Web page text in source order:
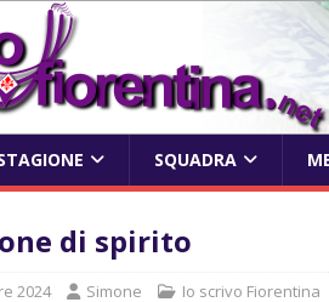
SQUADRA
di spirito
2024 Simone Io scrivo Fiorentina